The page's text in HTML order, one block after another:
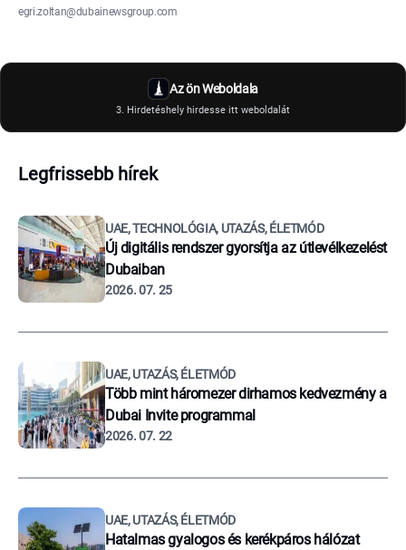
egri.zoltan@dubainewsgroup.com
Az ön Weboldala
3. Hirdetéshely hirdesse itt weboldalát
Legfrissebb hírek
UAE, TECHNOLÓGIA, UTAZÁS, ÉLETMÓD
Új digitális rendszer gyorsítja az útlevélkezelést
Dubaiban
2026. 07. 25
UAE, UTAZÁS, ÉLETMÓD
Több mint háromezer dirhamos kedvezmény a
Dubai Invite programmal
2026. 07. 22
UAE, UTAZÁS, ÉLETMÓD
Hatalmas gyalogos és kerékpáros hálózat